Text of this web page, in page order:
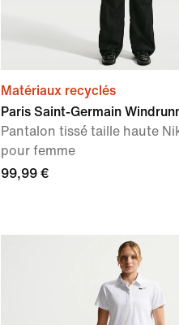
Matériaux recyclés
Paris Saint-Germain
Pantalon tissé taille haute
pour femme
99,99 €